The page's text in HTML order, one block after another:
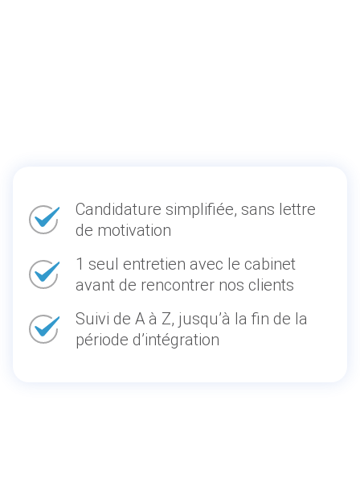
Candidature simplifiée, sans lettre
de motivation
1 seul entretien avec le cabinet
avant de rencontrer nos clients
Suivi de A à Z, jusqu’à la fin de la
période d’intégration